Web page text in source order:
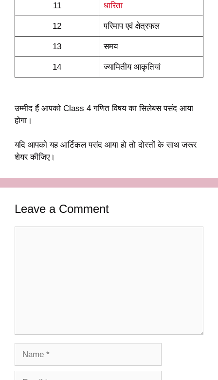
11 धारिता
12 परिमाप एवं क्षेत्रफल
13 समय
14 ज्यामितीय आकृतियां
उम्मीद हैं आपको Class 4 गणित विषय का सिलेबस पसंद आया
होगा।
यदि आपको यह आर्टिकल पसंद आया हो तो दोस्तों के साथ जरूर
शेयर कीजिए।
Leave a Comment